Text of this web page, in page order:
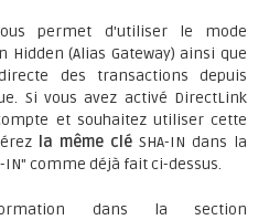
permet d'utiliser le mode
Hidden (Alias Gateway) ainsi que
des transactions depuis
Si vous avez activé DirectLink
et souhaitez utiliser cette
la même clé SHA-IN dans la
IN" comme déjà fait ci-dessus.
dans la section